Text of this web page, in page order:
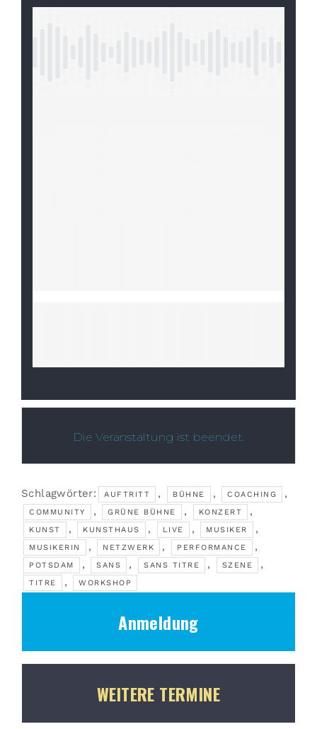
Die Veranstaltung ist beendet.
Schlagwörter: AUFTRITT , BÜHNE , COACHING ,
COMMUNITY , GRÜNE BÜHNE , KONZERT ,
KUNST , KUNSTHAUS , LIVE , MUSIKER ,
MUSIKERIN , NETZWERK , PERFORMANCE ,
POTSDAM , SANS , SANS TITRE , SZENE ,
TITRE , WORKSHOP
Anmeldung
WEITERE TERMINE